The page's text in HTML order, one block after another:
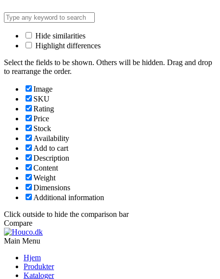
Hide similarities
Highlight differences
Select the fields to be shown. Others will be hidden. Drag and drop
to rearrange the order.
Image
SKU
Rating
Price
Stock
Availability
Add to cart
Description
Content
Weight
Dimensions
Additional information
Click outside to hide the comparison bar
Compare
Main Menu
Hjem
Produkter
Kataloger